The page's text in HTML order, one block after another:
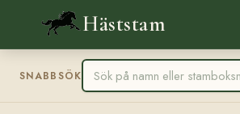
Häststam
SNABBSÖK